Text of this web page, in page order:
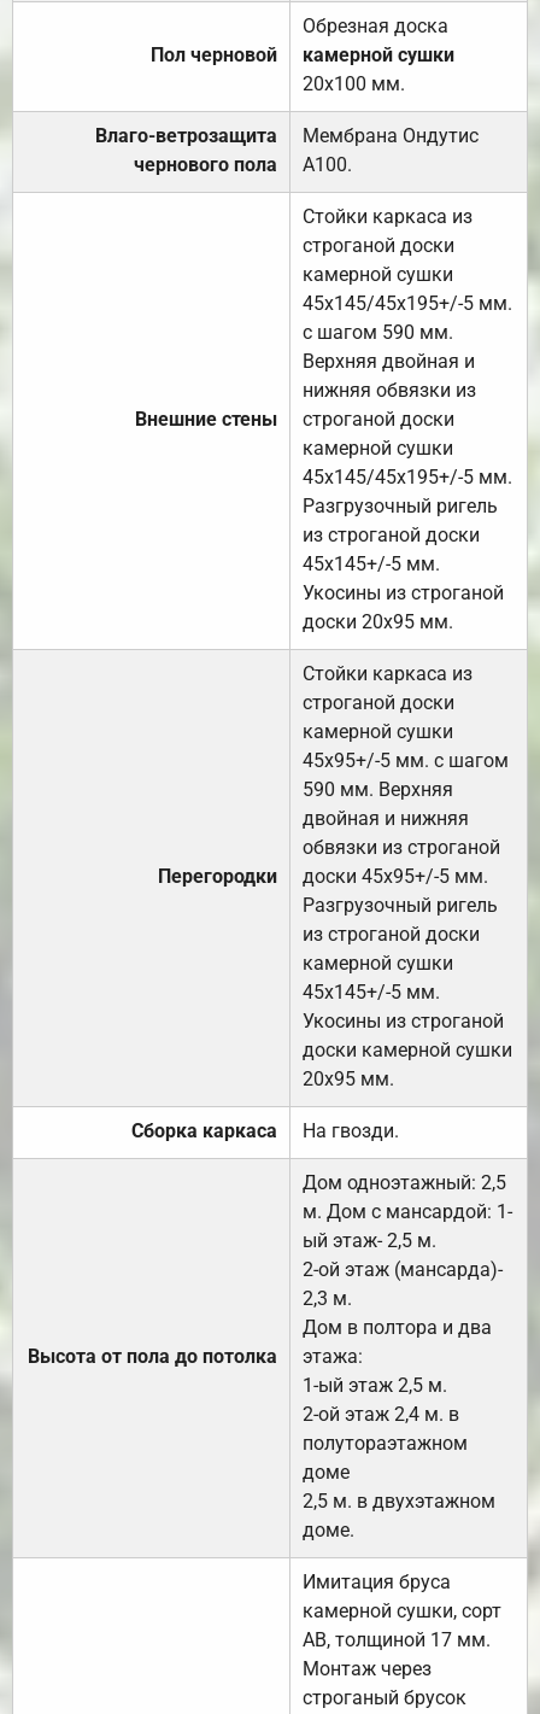
Пол черновой
Обрезная доска
камерной сушки
20х100 мм.
Влаго-ветрозащита
чернового пола
Мембрана Ондутис
А100.
Внешние стены
Стойки каркаса из
строганой доски
камерной сушки
45х145/45х195+/-5 мм.
с шагом 590 мм.
Верхняя двойная и
нижняя обвязки из
строганой доски
камерной сушки
45х145/45х195+/-5 мм.
Разгрузочный ригель
из строганой доски
45х145+/-5 мм.
Укосины из строганой
доски 20х95 мм.
Перегородки
Стойки каркаса из
строганой доски
камерной сушки
45х95+/-5 мм. с шагом
590 мм. Верхняя
двойная и нижняя
обвязки из строганой
доски 45х95+/-5 мм.
Разгрузочный ригель
из строганой доски
камерной сушки
45х145+/-5 мм.
Укосины из строганой
доски камерной сушки
20х95 мм.
Сборка каркаса На гвозди.
Высота от пола до потолка
Дом одноэтажный: 2,5
м. Дом с мансардой: 1-
ый этаж- 2,5 м.
2-ой этаж (мансарда)-
2,3 м.
Дом в полтора и два
этажа:
1-ый этаж 2,5 м.
2-ой этаж 2,4 м. в
полутораэтажном
доме
2,5 м. в двухэтажном
доме.
Имитация бруса
камерной сушки, сорт
АВ, толщиной 17 мм.
Монтаж через
строганый брусок